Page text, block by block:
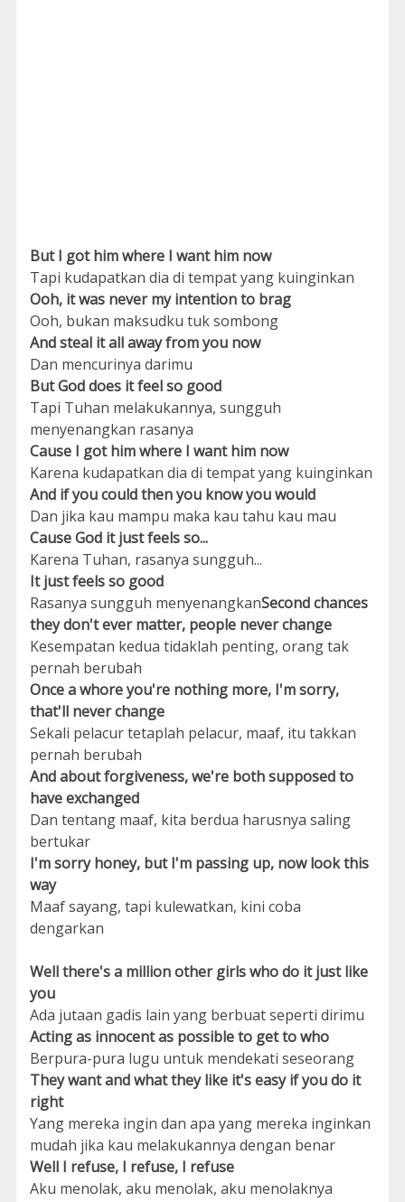
But I got him where I want him now
Tapi kudapatkan dia di tempat yang kuinginkan
Ooh, it was never my intention to brag
Ooh, bukan maksudku tuk sombong
And steal it all away from you now
Dan mencurinya darimu
But God does it feel so good
Tapi Tuhan melakukannya, sungguh
menyenangkan rasanya
Cause I got him where I want him now
Karena kudapatkan dia di tempat yang kuinginkan
And if you could then you know you would
Dan jika kau mampu maka kau tahu kau mau
Cause God it just feels so...
Karena Tuhan, rasanya sungguh...
It just feels so good
Rasanya sungguh menyenangkanSecond chances
they don't ever matter, people never change
Kesempatan kedua tidaklah penting, orang tak
pernah berubah
Once a whore you're nothing more, I'm sorry,
that'll never change
Sekali pelacur tetaplah pelacur, maaf, itu takkan
pernah berubah
And about forgiveness, we're both supposed to
have exchanged
Dan tentang maaf, kita berdua harusnya saling
bertukar
I'm sorry honey, but I'm passing up, now look this
way
Maaf sayang, tapi kulewatkan, kini coba
dengarkan
Well there's a million other girls who do it just like
you
Ada jutaan gadis lain yang berbuat seperti dirimu
Acting as innocent as possible to get to who
Berpura-pura lugu untuk mendekati seseorang
They want and what they like it's easy if you do it
right
Yang mereka ingin dan apa yang mereka inginkan
mudah jika kau melakukannya dengan benar
Well I refuse, I refuse, I refuse
Aku menolak, aku menolak, aku menolaknya